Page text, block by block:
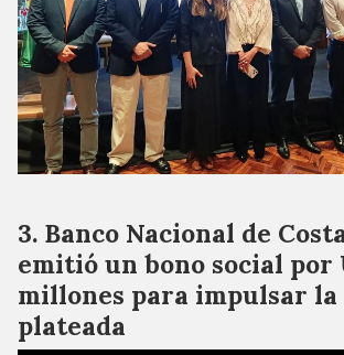
Banco Nacional de
emitió un bono social por
millones para impulsar la
plateada